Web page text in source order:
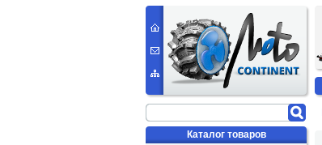
Каталог товаров